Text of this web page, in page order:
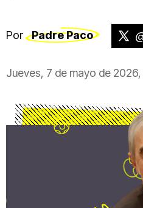
Por Padre Paco
Jueves, 7 de mayo de